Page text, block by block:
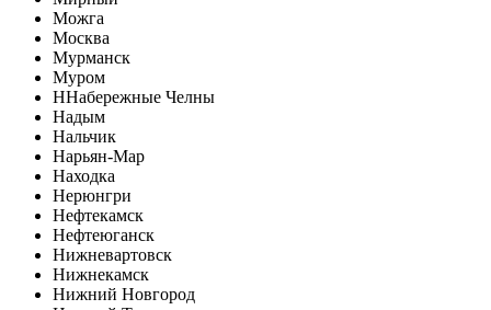
Можга
Москва
Мурманск
Муром
ННабережные Челны
Надым
Нальчик
Нарьян-Мар
Находка
Нерюнгри
Нефтекамск
Нефтеюганск
Нижневартовск
Нижнекамск
Нижний Новгород